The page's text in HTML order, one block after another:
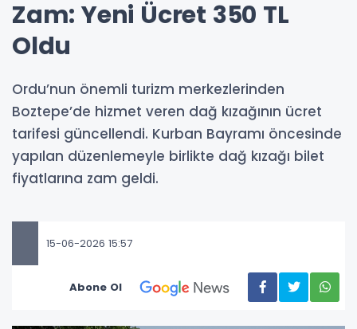
Zam: Yeni Ücret 350 TL
Oldu
Ordu’nun önemli turizm merkezlerinden
Boztepe’de hizmet veren dağ kızağının ücret
tarifesi güncellendi. Kurban Bayramı öncesinde
yapılan düzenlemeyle birlikte dağ kızağı bilet
fiyatlarına zam geldi.
15-06-2026 15:57
Abone Ol